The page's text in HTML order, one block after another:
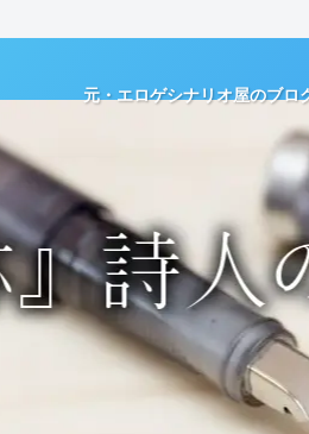
元・エロゲシナリオ屋のブロ